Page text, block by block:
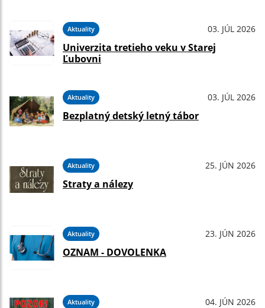
Aktuality 03. JÚL 2026
Univerzita tretieho veku v Starej
Ľubovni
Aktuality 03. JÚL 2026
Bezplatný detský letný tábor
Aktuality 25. JÚN 2026
Straty a nálezy
Aktuality 23. JÚN 2026
OZNAM - DOVOLENKA
Aktuality 04. JÚN 2026